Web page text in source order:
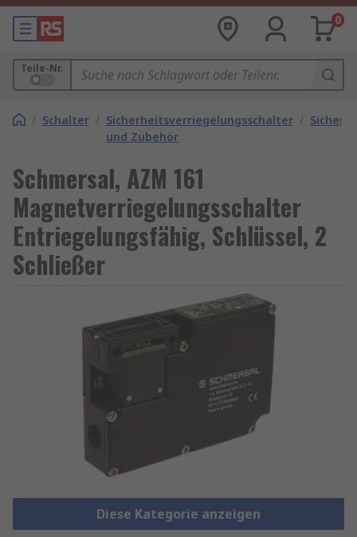
0
Teile-Nr.
/ Schalter / Sicherheitsverriegelungsschalter
und Zubehör
/
Schmersal, AZM 161
Magnetverriegelungsschalter
Entriegelungsfähig, Schlüssel, 2
Schließer
Diese Kategorie anzeigen